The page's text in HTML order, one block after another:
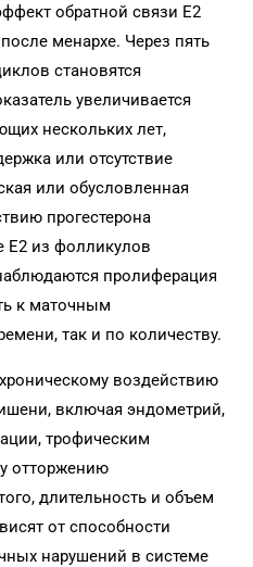
обратной связи E2
менархе. Через пять
становятся
увеличивается
нескольких лет,
или отсутствие
или обусловленная
прогестерона
Е2 из фолликулов
пролиферация
к маточным
так и по количеству.
воздействию
включая эндометрий,
трофическим
отторжению
длительность и объем
от способности
нарушений в системе